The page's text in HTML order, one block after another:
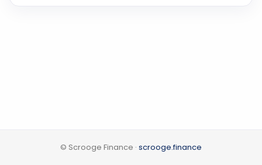
© Scrooge Finance · scrooge.finance